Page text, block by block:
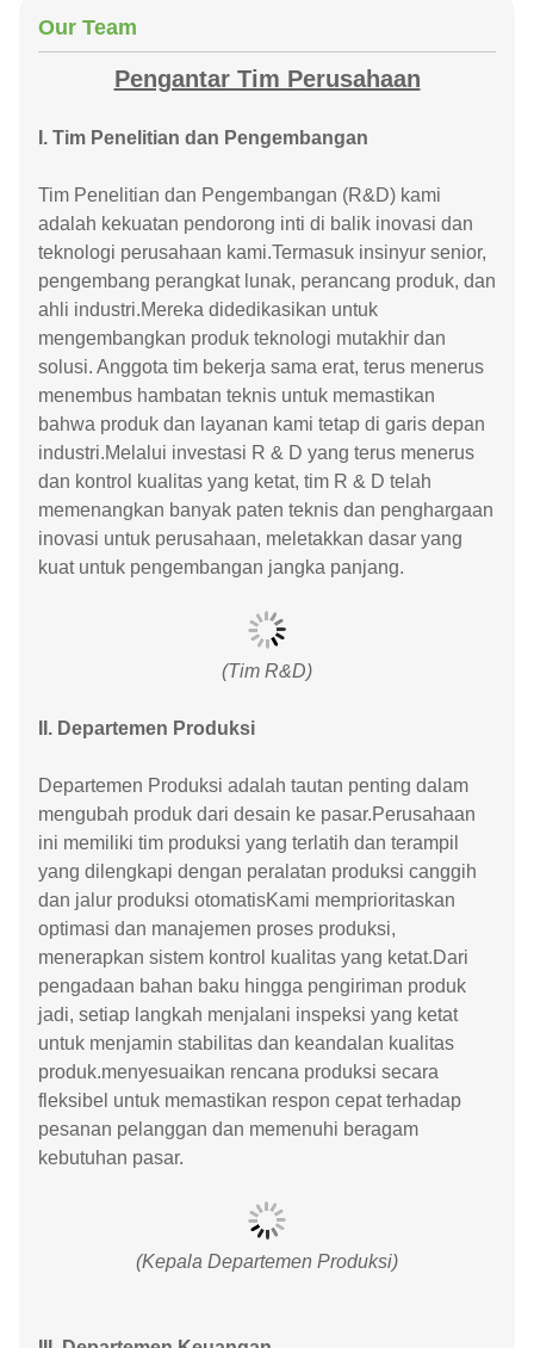
Our Team
Pengantar Tim Perusahaan
I. Tim Penelitian dan Pengembangan
Tim Penelitian dan Pengembangan (R&D) kami
adalah kekuatan pendorong inti di balik inovasi dan
teknologi perusahaan kami.Termasuk insinyur senior,
pengembang perangkat lunak, perancang produk, dan
ahli industri.Mereka didedikasikan untuk
mengembangkan produk teknologi mutakhir dan
solusi. Anggota tim bekerja sama erat, terus menerus
menembus hambatan teknis untuk memastikan
bahwa produk dan layanan kami tetap di garis depan
industri.Melalui investasi R & D yang terus menerus
dan kontrol kualitas yang ketat, tim R & D telah
memenangkan banyak paten teknis dan penghargaan
inovasi untuk perusahaan, meletakkan dasar yang
kuat untuk pengembangan jangka panjang.
(Tim R&D)
II. Departemen Produksi
Departemen Produksi adalah tautan penting dalam
mengubah produk dari desain ke pasar.Perusahaan
ini memiliki tim produksi yang terlatih dan terampil
yang dilengkapi dengan peralatan produksi canggih
dan jalur produksi otomatisKami memprioritaskan
optimasi dan manajemen proses produksi,
menerapkan sistem kontrol kualitas yang ketat.Dari
pengadaan bahan baku hingga pengiriman produk
jadi, setiap langkah menjalani inspeksi yang ketat
untuk menjamin stabilitas dan keandalan kualitas
produk.menyesuaikan rencana produksi secara
fleksibel untuk memastikan respon cepat terhadap
pesanan pelanggan dan memenuhi beragam
kebutuhan pasar.
(Kepala Departemen Produksi)